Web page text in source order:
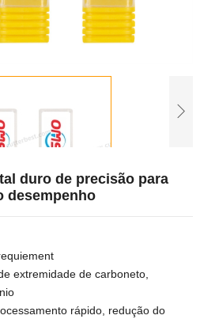
duro de precisão para
desempenho
extremidade de carboneto,
rápido, redução do